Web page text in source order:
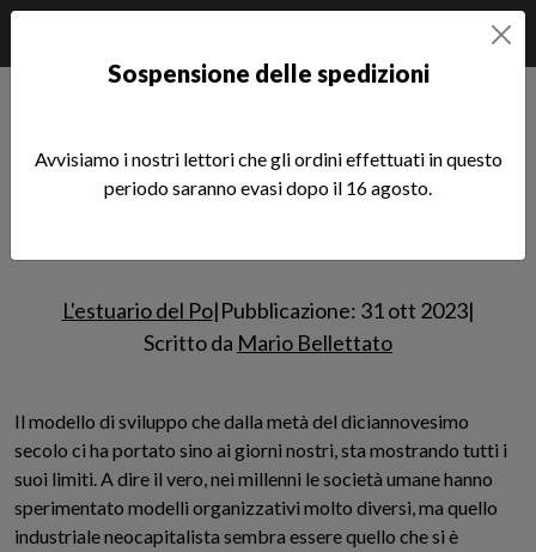
Il grande ricatto
L'estuario del Po|Pubblicazione: 31 ott 2023|
Scritto da Mario Bellettato
Il modello di sviluppo che dalla metà del diciannovesimo
secolo ci ha portato sino ai giorni nostri, sta mostrando tutti i
suoi limiti. A dire il vero, nei millenni le società umane hanno
sperimentato modelli organizzativi molto diversi, ma quello
industriale neocapitalista sembra essere quello che si è
Sospensione delle spedizioni
Avvisiamo i nostri lettori che gli ordini effettuati in questo
periodo saranno evasi dopo il 16 agosto.